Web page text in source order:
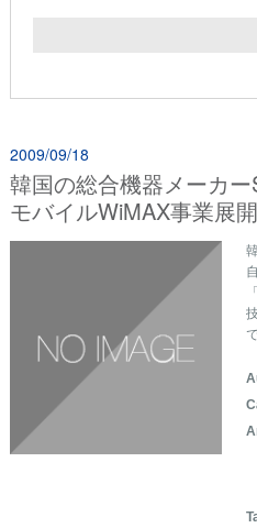
2009/09/18
韓国の総合機器メーカ
モバイルWiMAX事業展開